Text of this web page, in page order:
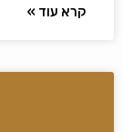
קרא עוד »